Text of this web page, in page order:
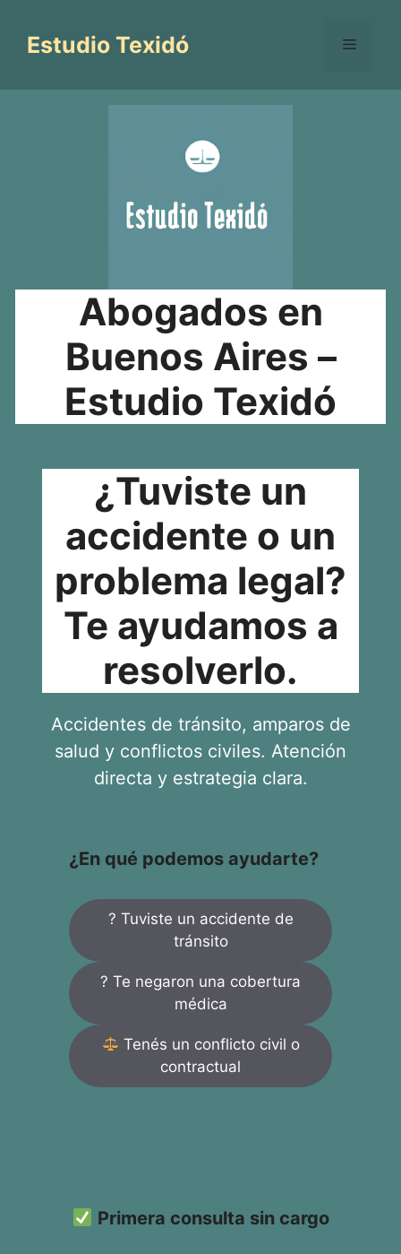
contenido
Estudio Texidó Menú
Abogados en
Buenos Aires –
Estudio Texidó
¿Tuviste un
accidente o un
problema legal?
Te ayudamos a
resolverlo.
Accidentes de tránsito, amparos de
salud y conflictos civiles. Atención
directa y estrategia clara.
¿En qué podemos ayudarte?
? Tuviste un accidente de
tránsito
? Te negaron una cobertura
médica
Tenés un conflicto civil o
contractual
Primera consulta sin cargo